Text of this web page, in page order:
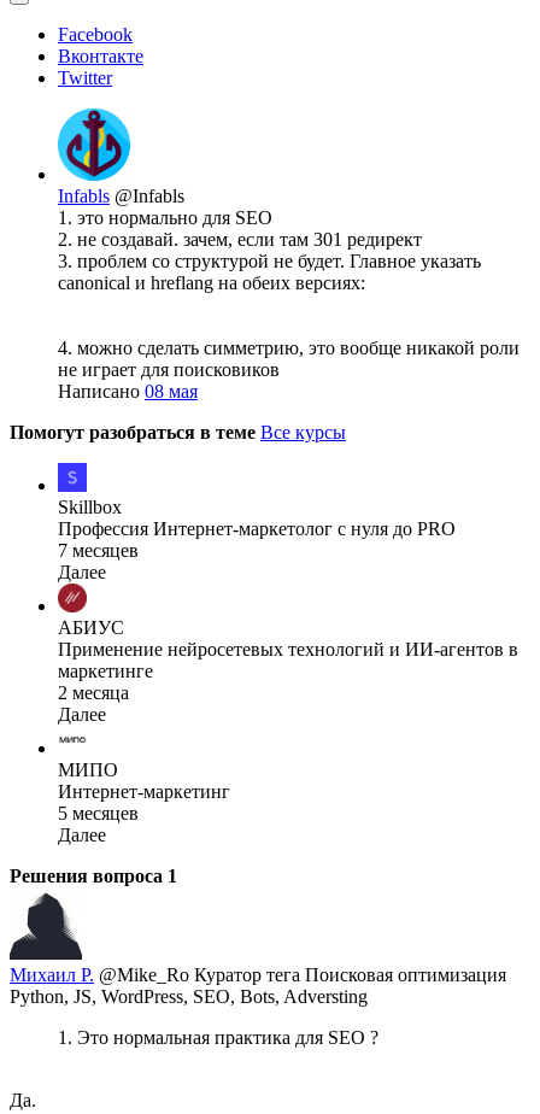
Facebook
Вконтакте
Twitter
Infabls @Infabls
1. это нормально для SEO
2. не создавай. зачем, если там 301 редирект
3. проблем со структурой не будет. Главное указать
canonical и hreflang на обеих версиях:
4. можно сделать симметрию, это вообще никакой роли
не играет для поисковиков
Написано 08 мая
Помогут разобраться в теме Все курсы
Skillbox
Профессия Интернет-маркетолог с нуля до PRO
7 месяцев
Далее
АБИУС
Применение нейросетевых технологий и ИИ-агентов в
маркетинге
2 месяца
Далее
МИПО
Интернет-маркетинг
5 месяцев
Далее
Решения вопроса 1
Михаил Р. @Mike_Ro Куратор тега Поисковая оптимизация
Python, JS, WordPress, SEO, Bots, Adversting
1. Это нормальная практика для SEO ?
Да.